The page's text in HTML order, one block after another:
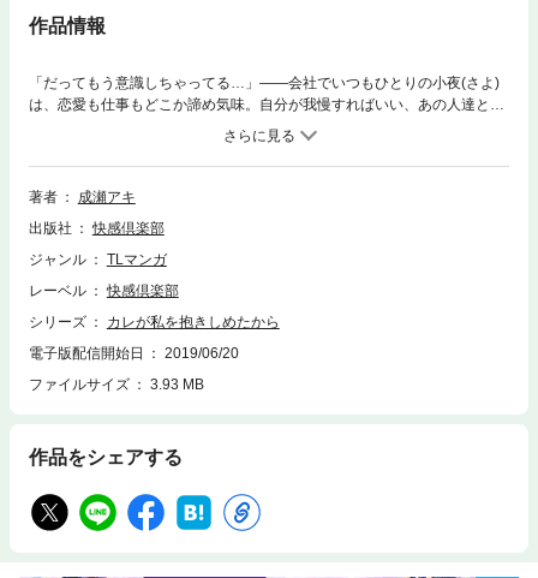
作品情報
「だってもう意識しちゃってる…」――会社でいつもひとりの小夜(さよ)
は、恋愛も仕事もどこか諦め気味。自分が我慢すればいい、あの人達とは
違うと一線を引いていた。そんなある日、いつも人に囲まれて人気者の佐
伯勇次(さえきゆうじ)にアプローチされる。なんでこんな自分が!?と動揺
する反面、ドキドキがおさまらなくて!?「他の人が知らない顔 もっと見
てみたいんだ」と頑なな心を開いて、そっと手を差し伸べてくれる勇次に
著者
成瀬アキ
出版社
快感倶楽部
ジャンル
TLマンガ
レーベル
快感倶楽部
シリーズ
カレが私を抱きしめたから
電子版配信開始日
2019/06/20
ファイルサイズ
3.93 MB
作品をシェアする